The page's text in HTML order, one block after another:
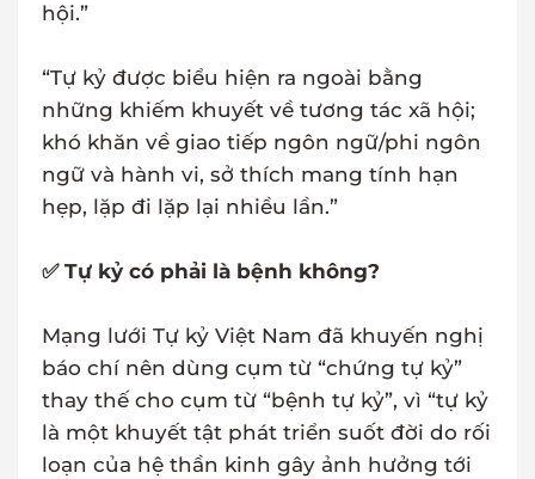
hội.”
“Tự kỷ được biểu hiện ra ngoài bằng
những khiếm khuyết về tương tác xã hội;
khó khăn về giao tiếp ngôn ngữ/phi ngôn
ngữ và hành vi, sở thích mang tính hạn
hẹp, lặp đi lặp lại nhiều lần.”
✅ Tự kỷ có phải là bệnh không?
Mạng lưới Tự kỷ Việt Nam đã khuyến nghị
báo chí nên dùng cụm từ “chứng tự kỷ”
thay thế cho cụm từ “bệnh tự kỷ”, vì “tự kỷ
là một khuyết tật phát triển suốt đời do rối
loạn của hệ thần kinh gây ảnh hưởng tới